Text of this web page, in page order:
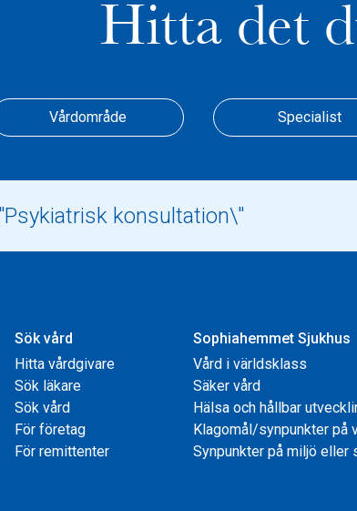
Hitta det
Vårdområde Specialist
Sök vård
Hitta vårdgivare
Sök läkare
Sök vård
För företag
För remittenter
Sophiahemmet Sjukhus
Vård i världsklass
Säker vård
Hälsa och hållbar
Klagomål/synpunkter på
Synpunkter på miljö eller